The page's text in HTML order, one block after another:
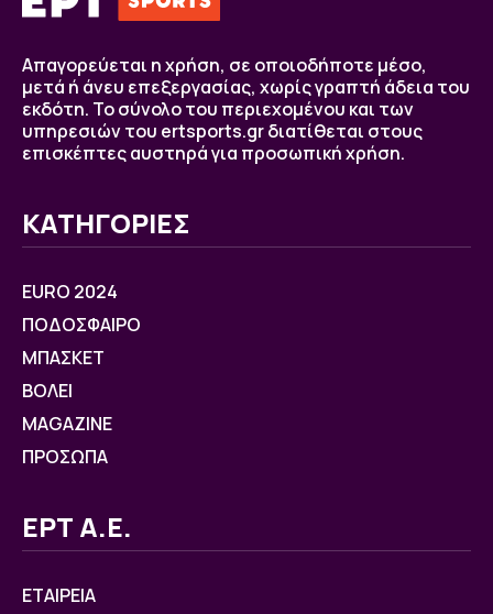
Απαγορεύεται η χρήση, σε οποιοδήποτε μέσο,
μετά ή άνευ επεξεργασίας, χωρίς γραπτή άδεια του
εκδότη. Το σύνολο του περιεχομένου και των
υπηρεσιών του ertsports.gr διατίθεται στους
επισκέπτες αυστηρά για προσωπική χρήση.
ΚΑΤΗΓΟΡΙΕΣ
EURO 2024
ΠΟΔΟΣΦΑΙΡΟ
ΜΠΑΣΚΕΤ
ΒOΛΕΙ
MAGAZINE
ΠΡΟΣΩΠΑ
ΕΡΤ Α.Ε.
ΕΤΑΙΡΕΙΑ